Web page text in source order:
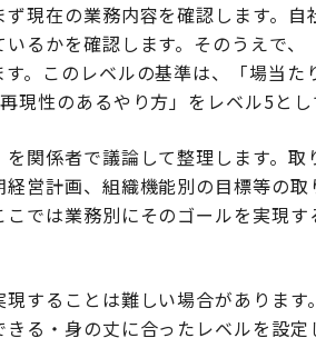
現在の業務内容を確認します。
るかを確認します。そのうえで、
。このレベルの基準は、「場当た
現性のあるやり方」をレベル5とし
関係者で議論して整理します。
営計画、組織機能別の目標等の
では業務別にそのゴールを実現
することは難しい場合がありま
る・身の丈に合ったレベルを設